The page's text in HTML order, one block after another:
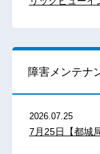
障害メンテナ
2026.07.25
7月25日【都城